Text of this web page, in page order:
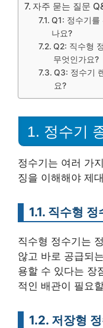
자주 묻는 질문
Q1: 정수기를
나요?
Q2: 직수형
무엇인가요?
Q3: 정수기
요?
1. 정수기
정수기는 여러 가
징을 이해해야 제
1.1. 직수형 정
직수형 정수기는
않고 바로 공급되
용할 수 있다는 장
적인 배관이 필요
1.2. 저장형